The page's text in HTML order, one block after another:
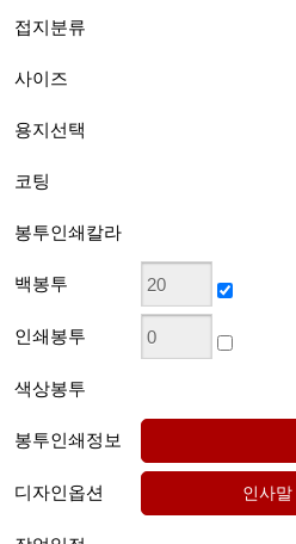
접지분류
사이즈
용지선택
코팅
봉투인쇄칼라
백봉투
인쇄봉투
색상봉투
봉투인쇄정보
디자인옵션